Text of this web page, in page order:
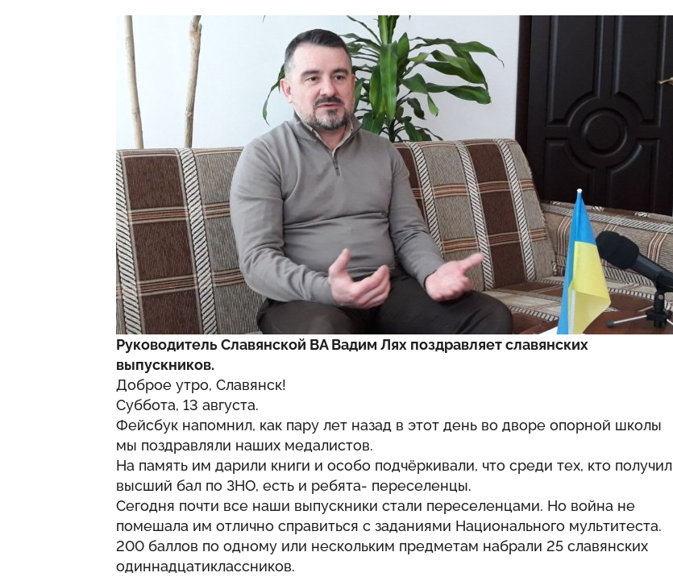
Руководитель Славянской ВА Вадим Лях поздравляет славянских
выпускников.
Доброе утро, Славянск!
Суббота, 13 августа.
Фейсбук напомнил, как пару лет назад в этот день во дворе опорной школы
мы поздравляли наших медалистов.
На память им дарили книги и особо подчёркивали, что среди тех, кто получил
высший бал по ЗНО, есть и ребята- переселенцы.
Сегодня почти все наши выпускники стали переселенцами. Но война не
помешала им отлично справиться с заданиями Национального мультитеста.
200 баллов по одному или нескольким предметам набрали 25 славянских
одиннадцатиклассников.